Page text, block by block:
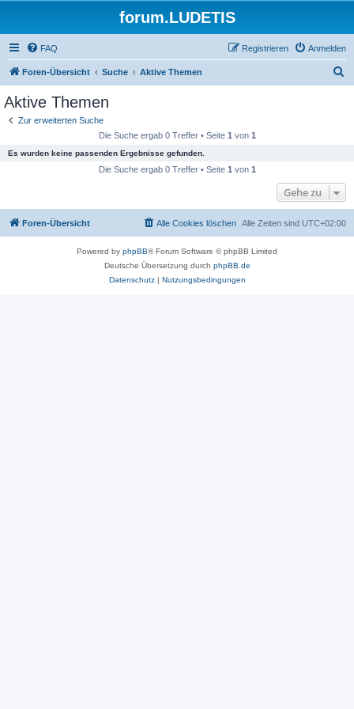
forum.LUDETIS
FAQ Anmelden
Registrieren
Foren-Übersicht Suche Aktive Themen
Aktive Themen
Zur erweiterten Suche
Die Suche ergab 0 Treffer • Seite 1 von 1
Es wurden keine passenden Ergebnisse gefunden.
Die Suche ergab 0 Treffer • Seite 1 von 1
Gehe zu
Foren-Übersicht Alle Zeiten sind UTC+02:00
Alle Cookies löschen
Powered by phpBB® Forum Software © phpBB Limited
Deutsche Übersetzung durch phpBB.de
Datenschutz| Nutzungsbedingungen